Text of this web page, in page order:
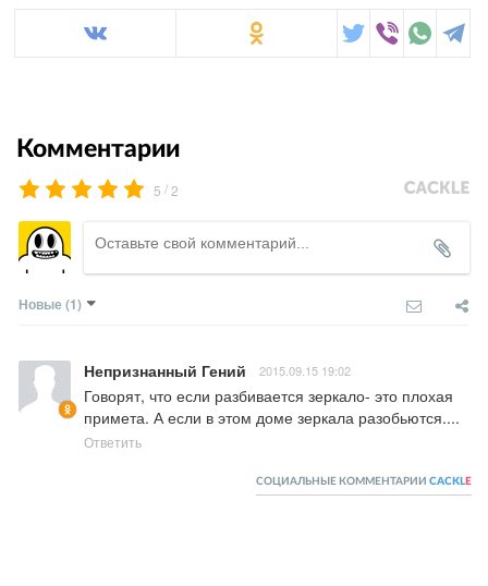
Комментарии
5 /2
Новые (1)
Непризнанный Гений 2015.09.15 19:02
Говорят, что если разбивается зеркало- это плохая
примета. А если в этом доме зеркала разобьются....
Ответить
СОЦИАЛЬНЫЕ КОММЕНТАРИИ CACKL E